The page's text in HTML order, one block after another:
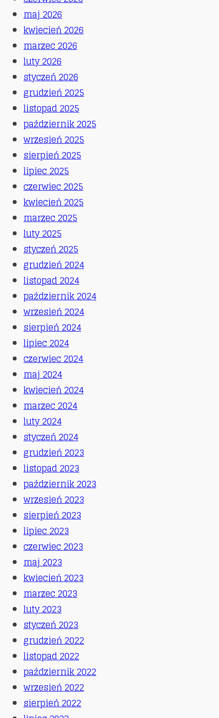
które
ułatwią
efektywny
przegląd
szafy
maj 2026
kwiecień 2026
marzec 2026
luty 2026
styczeń 2026
grudzień 2025
listopad 2025
październik 2025
wrzesień 2025
sierpień 2025
lipiec 2025
czerwiec 2025
kwiecień 2025
marzec 2025
luty 2025
styczeń 2025
grudzień 2024
listopad 2024
październik 2024
wrzesień 2024
sierpień 2024
lipiec 2024
czerwiec 2024
maj 2024
kwiecień 2024
marzec 2024
luty 2024
styczeń 2024
grudzień 2023
listopad 2023
październik 2023
wrzesień 2023
sierpień 2023
lipiec 2023
czerwiec 2023
maj 2023
kwiecień 2023
marzec 2023
luty 2023
styczeń 2023
grudzień 2022
listopad 2022
październik 2022
wrzesień 2022
sierpień 2022